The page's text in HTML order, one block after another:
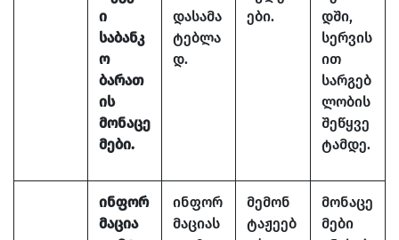
ი
საბანკ
ო
ბარათ
ის
მონაცე
მები.
დასამა
ტებლა
დ.
ები.
დში,
სერვის
ით
სარგებ
ლობის
შეწყვე
ტამდე.
ინფორ
მაცია
ინფორ
მაციას
მემონ
ტაჟეებ
მონაცე
მები